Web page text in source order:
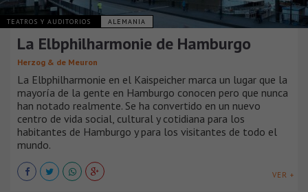
TEATROS Y AUDITORIOS ALEMANIA
La Elbphilharmonie de Hamburgo
Herzog & de Meuron
La Elbphilharmonie en el Kaispeicher marca un lugar que la
mayoría de la gente en Hamburgo conocen pero que nunca
han notado realmente. Se ha convertido en un nuevo
centro de vida social, cultural y cotidiana para los
habitantes de Hamburgo y para los visitantes de todo el
mundo.
VER +